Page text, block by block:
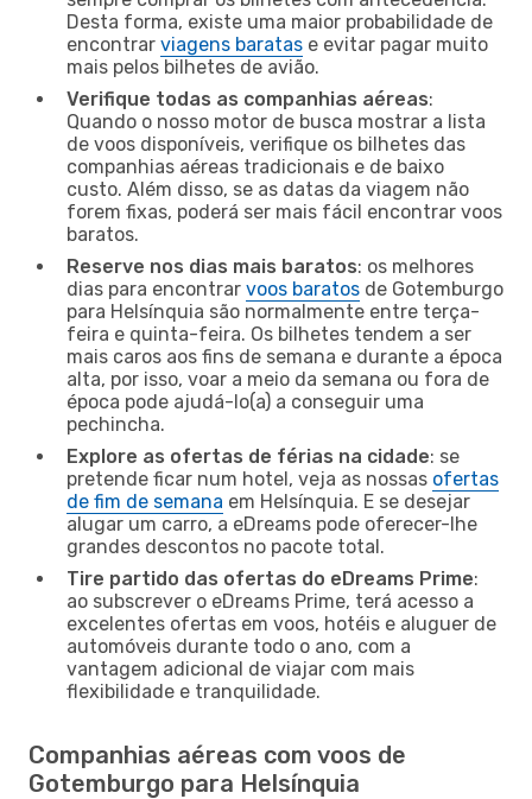
Desta forma, existe uma maior probabilidade de
encontrar viagens baratas e evitar pagar muito
mais pelos bilhetes de avião.
Verifique todas as companhias aéreas:
Quando o nosso motor de busca mostrar a lista
de voos disponíveis, verifique os bilhetes das
companhias aéreas tradicionais e de baixo
custo. Além disso, se as datas da viagem não
forem fixas, poderá ser mais fácil encontrar voos
baratos.
Reserve nos dias mais baratos: os melhores
dias para encontrar voos baratos de Gotemburgo
para Helsínquia são normalmente entre terça-
feira e quinta-feira. Os bilhetes tendem a ser
mais caros aos fins de semana e durante a época
alta, por isso, voar a meio da semana ou fora de
época pode ajudá-lo(a) a conseguir uma
pechincha.
Explore as ofertas de férias na cidade: se
pretende ficar num hotel, veja as nossas ofertas
de fim de semana em Helsínquia. E se desejar
alugar um carro, a eDreams pode oferecer-lhe
grandes descontos no pacote total.
Tire partido das ofertas do eDreams Prime:
ao subscrever o eDreams Prime, terá acesso a
excelentes ofertas em voos, hotéis e aluguer de
automóveis durante todo o ano, com a
vantagem adicional de viajar com mais
flexibilidade e tranquilidade.
Companhias aéreas com voos de
Gotemburgo para Helsínquia